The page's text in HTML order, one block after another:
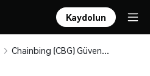
Kaydolun
Chainbing (CBG) Güvenle Satın Alın ve Saklayın